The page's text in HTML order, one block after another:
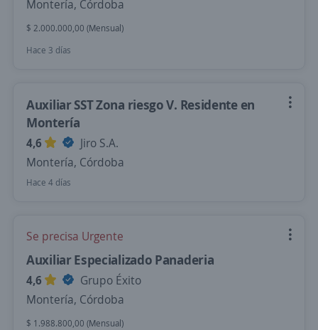
Montería, Córdoba
$ 2.000.000,00 (Mensual)
Hace 3 días
Auxiliar SST Zona riesgo V. Residente en
Montería
4,6
Jiro S.A.
Montería, Córdoba
Hace 4 días
Se precisa Urgente
Auxiliar Especializado Panaderia
4,6
Grupo Éxito
Montería, Córdoba
$ 1.988.800,00 (Mensual)